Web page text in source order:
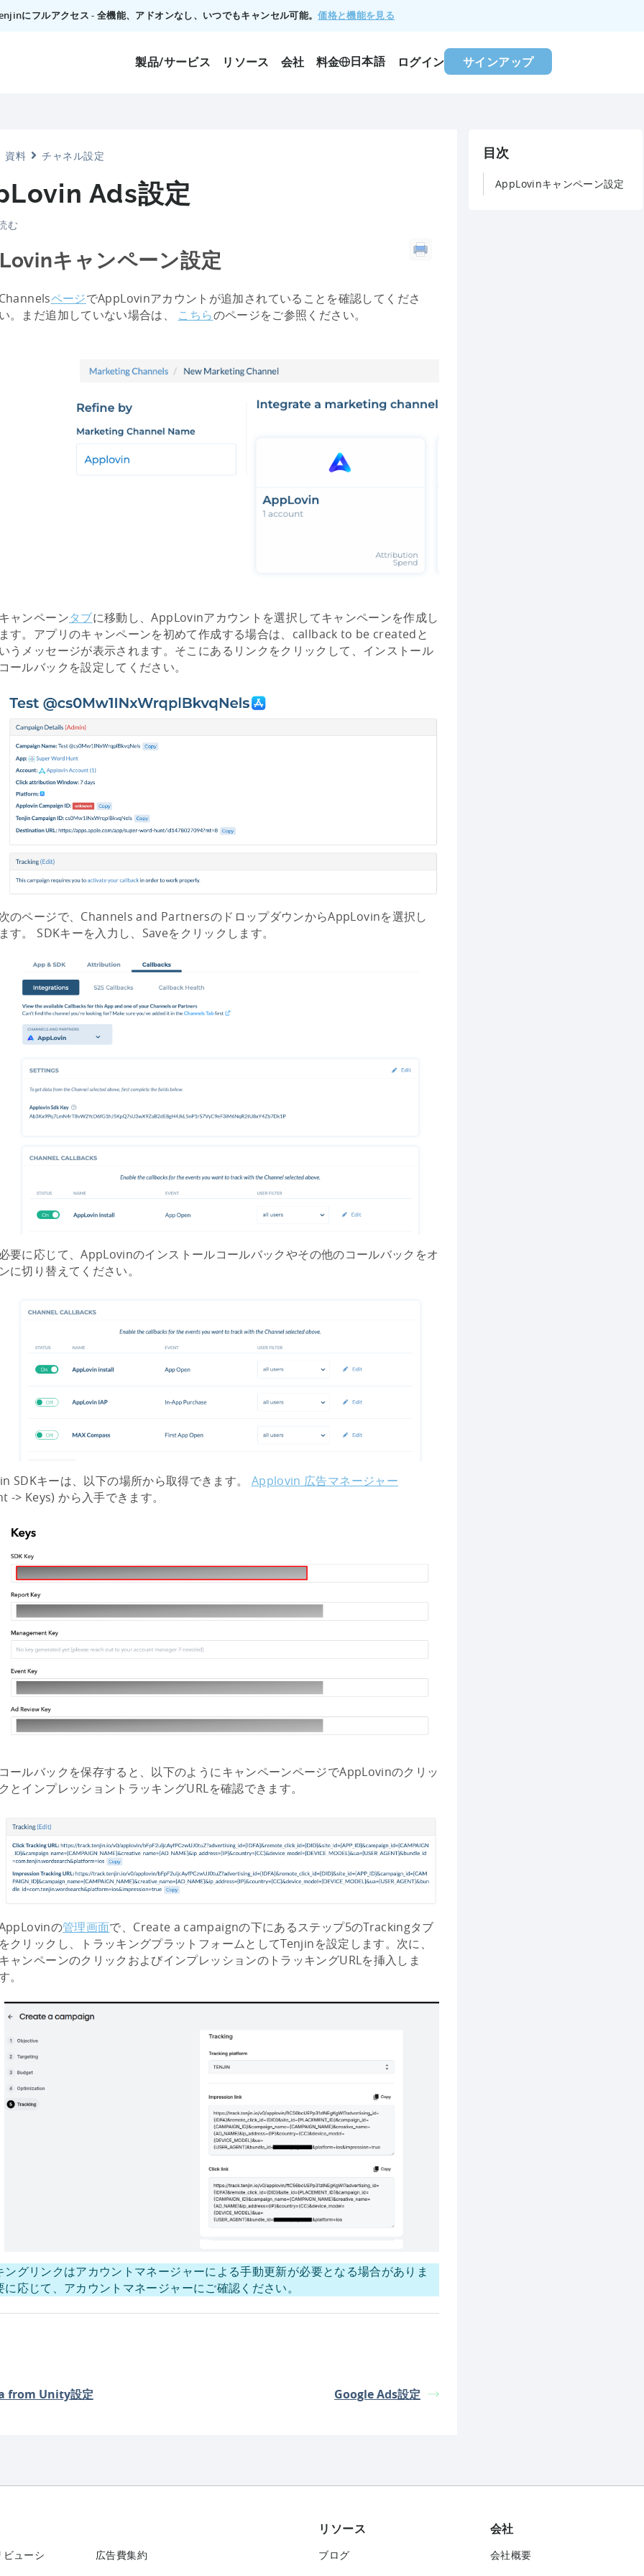
にフルアクセス - 全機能、アドオンなし、いつでもキャンセル可能。価格と機能を見る
製品/サービス リソース 会社 料金 日本語 ログイン サインアップ
資料 チャネル設定
Ads設定
む
キャンペーン設定
ChannelsページでAppLovinアカウントが追加されていることを確認してくださ
い。まだ追加していない場合は、 こちらのページをご参照ください。
キャンペーンタブに移動し、AppLovinアカウントを選択してキャンペーンを作成し
ます。アプリのキャンペーンを初めて作成する場合は、callback to be createdと
いうメッセージが表示されます。そこにあるリンクをクリックして、インストール
コールバックを設定してください。
次のページで、Channels and PartnersのドロップダウンからAppLovinを選択し
ます。 SDKキーを入力し、Saveをクリックします。
必要に応じて、AppLovinのインストールコールバックやその他のコールバックをオ
ンに切り替えてください。
SDKキーは、以下の場所から取得できます。 Applovin 広告マネージャー
-> Keys) から入手できます。
コールバックを保存すると、以下のようにキャンペーンページでAppLovinのクリッ
クとインプレッショントラッキングURLを確認できます。
の管理画面で、Create a campaignの下にあるステップ5のTrackingタブ
をクリックし、トラッキングプラットフォームとしてTenjinを設定します。次に、
キャンペーンのクリックおよびインプレッションのトラッキングURLを挿入しま
。
ングリンクはアカウントマネージャーによる手動更新が必要となる場合がありま
に応じて、アカウントマネージャーにご確認ください。
from Unity設定 Google Ads設定
目次
AppLovinキャンペーン設定
ビューシ
広告費集約
リソース
ブログ
会社
会社概要